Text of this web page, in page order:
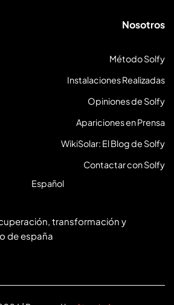
Nosotros
Método Solfy
Instalaciones Realizadas
Opiniones de Solfy
Apariciones en Prensa
WikiSolar: El Blog de Solfy
Contactar con Solfy
Español